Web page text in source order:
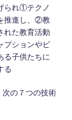
られ①テクノ
推進し、②教
れた教育活動
プションやビ
る子供たちに
る
の７つの技術